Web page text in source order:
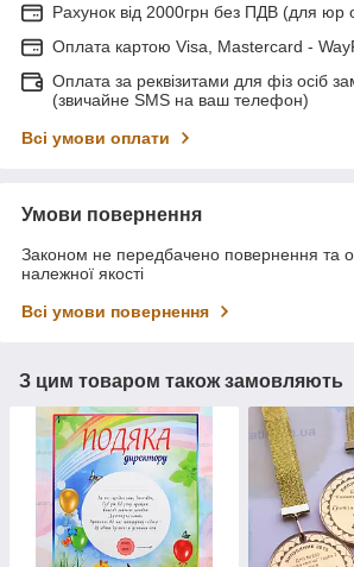
Рахунок від 2000грн без ПДВ (для юр
Оплата картою Visa, Mastercard -
Оплата за реквізитами для фіз осіб
(звичайне SMS на ваш телефон)
Всі умови оплати
Умови повернення
Законом не передбачено повернення та
належної якості
Всі умови повернення
З цим товаром також замовляють